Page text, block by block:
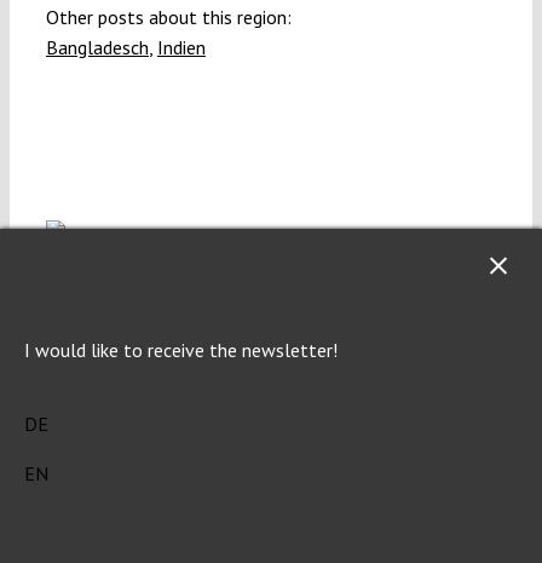
Other posts about this region:
Bangladesch, Indien
Catharina Caspari studierte Philosophie in München und
HU Berlin. Derzeit ist sie Rechtsreferendarin und
I would like to receive the newsletter!
DE
EN